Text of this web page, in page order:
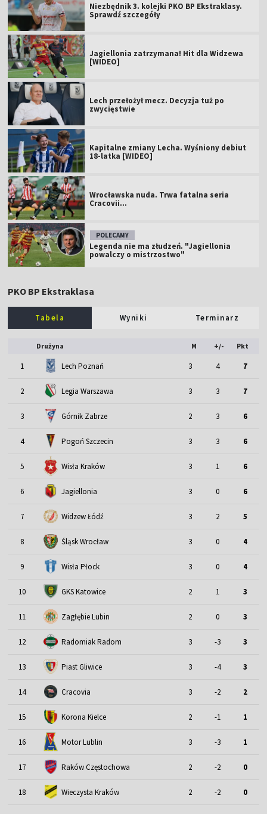
Niezbędnik 3. kolejki PKO BP Ekstraklasy.
Sprawdź szczegóły
Jagiellonia zatrzymana! Hit dla Widzewa
[WIDEO]
Lech przełożył mecz. Decyzja tuż po
zwycięstwie
Kapitalne zmiany Lecha. Wyśniony debiut
18-latka [WIDEO]
Wrocławska nuda. Trwa fatalna seria
Cracovii...
POLECAMY
Legenda nie ma złudzeń. "Jagiellonia
powalczy o mistrzostwo"
PKO BP Ekstraklasa
Tabela Wyniki Terminarz
Drużyna M +/- Pkt
1 Lech Poznań 3 4 7
2 Legia Warszawa 3 3 7
3 Górnik Zabrze 2 3 6
4 Pogoń Szczecin 3 3 6
5 Wisła Kraków 3 1 6
6 Jagiellonia 3 0 6
7 Widzew Łódź 3 2 5
8 Śląsk Wrocław 3 0 4
9 Wisła Płock 3 0 4
10 GKS Katowice 2 1 3
11 Zagłębie Lubin 2 0 3
12 Radomiak Radom 3 -3 3
13 Piast Gliwice 3 -4 3
14 Cracovia 3 -2 2
15 Korona Kielce 2 -1 1
16 Motor Lublin 3 -3 1
17 Raków Częstochowa 2 -2 0
18 Wieczysta Kraków 2 -2 0